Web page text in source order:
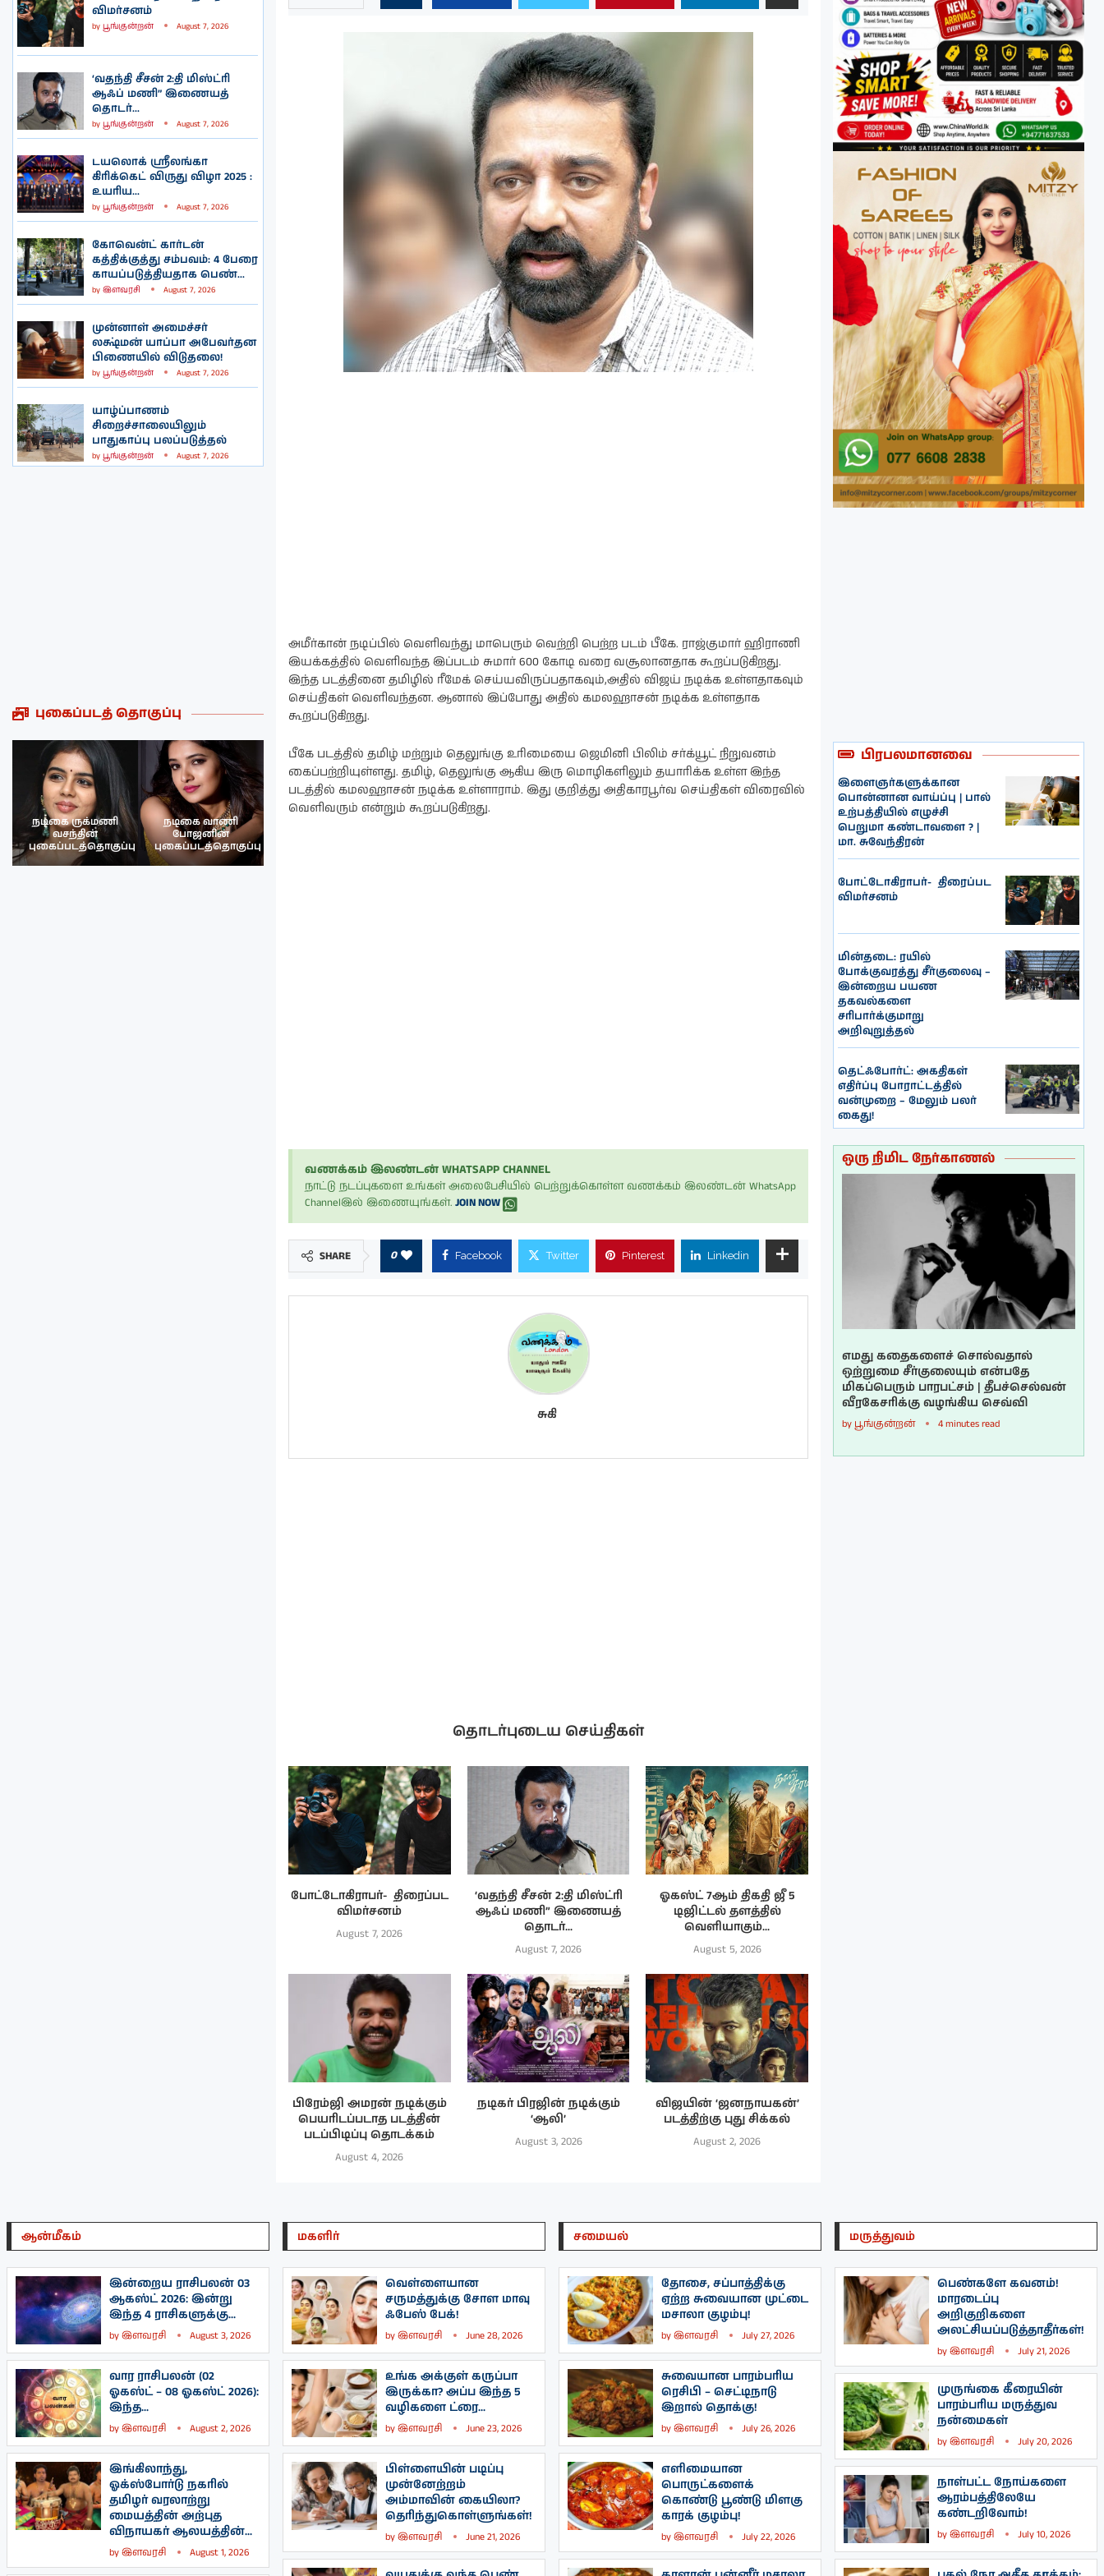
விமர்சனம்
by பூங்குன்றன் August 7, 2026
‘வதந்தி சீசன் 2:தி மிஸ்ட்ரி
ஆஃப் மணி” இணையத்
தொடர்...
by பூங்குன்றன் August 7, 2026
டயலொக் ஸ்ரீலங்கா
கிரிக்கெட் விருது விழா 2025 :
உயரிய...
by பூங்குன்றன் August 7, 2026
கோவென்ட் கார்டன்
கத்திக்குத்து சம்பவம்: 4 பேரை
காயப்படுத்தியதாக பெண்...
by இளவரசி August 7, 2026
முன்னாள் அமைச்சர்
லக்ஷ்மன் யாப்பா அபேவர்தன
பிணையில் விடுதலை!
by பூங்குன்றன் August 7, 2026
யாழ்ப்பாணம்
சிறைச்சாலையிலும்
பாதுகாப்பு பலப்படுத்தல்
by பூங்குன்றன் August 7, 2026
புகைப்படத் தொகுப்பு
நடிகை ருக்மணி
வசந்தின்
புகைப்படத்தொகுப்பு
நடிகை வாணி
போஜனின்
புகைப்படத்தொகுப்பு
அமீர்கான் நடிப்பில் வெளிவந்து மாபெரும் வெற்றி பெற்ற படம் பீகே. ராஜ்குமார் ஹிராணி
இயக்கத்தில் வெளிவந்த இப்படம் சுமார் 600 கோடி வரை வசூலானதாக கூறப்படுகிறது.
இந்த படத்தினை தமிழில் ரீமேக் செய்யவிருப்பதாகவும்,அதில் விஜய் நடிக்க உள்ளதாகவும்
செய்திகள் வெளிவந்தன. ஆனால் இப்போது அதில் கமலஹாசன் நடிக்க உள்ளதாக
கூறப்படுகிறது.
பீகே படத்தில் தமிழ் மற்றும் தெலுங்கு உரிமையை ஜெமினி பிலிம் சர்க்யூட் நிறுவனம்
கைப்பற்றியுள்ளது. தமிழ், தெலுங்கு ஆகிய இரு மொழிகளிலும் தயாரிக்க உள்ள இந்த
படத்தில் கமலஹாசன் நடிக்க உள்ளாராம். இது குறித்து அதிகாரபூர்வ செய்திகள் விரைவில்
வெளிவரும் என்றும் கூறப்படுகிறது.
வணக்கம் இலண்டன் WHATSAPP CHANNEL
நாட்டு நடப்புகளை உங்கள் அலைபேசியில் பெற்றுக்கொள்ள வணக்கம் இலண்டன் WhatsApp
Channelஇல் இணையுங்கள். JOIN NOW
SHARE 0 Facebook Twitter Pinterest Linkedin
சுகி
தொடர்புடைய செய்திகள்
போட்டோகிராபர்- ‌ திரைப்பட
விமர்சனம்
August 7, 2026
‘வதந்தி சீசன் 2:தி மிஸ்ட்ரி
ஆஃப் மணி” இணையத்
தொடர்...
August 7, 2026
ஓகஸ்ட் 7ஆம் திகதி ஜீ 5
டிஜிட்டல் தளத்தில்
வெளியாகும்...
August 5, 2026
பிரேம்ஜி அமரன் நடிக்கும்
பெயரிடப்படாத படத்தின்
படப்பிடிப்பு தொடக்கம்
August 4, 2026
நடிகர் பிரஜின் நடிக்கும்
‘ஆலி’
August 3, 2026
விஜயின் ‘ஜனநாயகன்’
படத்திற்கு புது சிக்கல்
August 2, 2026
பிரபலமானவை
இளைஞர்களுக்கான
பொன்னான வாய்ப்பு | பால்
உற்பத்தியில் எழுச்சி
பெறுமா கண்டாவளை ? |
மா. சுவேந்திரன்
போட்டோகிராபர்- ‌ திரைப்பட
விமர்சனம்
மின்தடை: ரயில்
போக்குவரத்து சீர்குலைவு –
இன்றைய பயண
தகவல்களை
சரிபார்க்குமாறு
அறிவுறுத்தல்
தெட்ஃபோர்ட்: அகதிகள்
எதிர்ப்பு போராட்டத்தில்
வன்முறை – மேலும் பலர்
கைது!
ஒரு நிமிட நேர்காணல்
எமது கதைகளைச் சொல்வதால்
ஒற்றுமை சீர்குலையும் என்பதே
மிகப்பெரும் பாரபட்சம் | தீபச்செல்வன்
வீரகேசரிக்கு வழங்கிய செவ்வி
by பூங்குன்றன் 4 minutes read
ஆன்மீகம்
இன்றைய ராசிபலன் 03
ஆகஸ்ட் 2026: இன்று
இந்த 4 ராசிகளுக்கு...
byஇளவரசி August 3, 2026
வார ராசிபலன் (02
ஓகஸ்ட் – 08 ஓகஸ்ட் 2026):
இந்த...
byஇளவரசி August 2, 2026
இங்கிலாந்து,
ஓக்ஸ்போர்டு நகரில்
தமிழர் வரலாற்று
மையத்தின் அற்புத
விநாயகர் ஆலயத்தின்...
byஇளவரசி August 1, 2026
மகளிர்
வெள்ளையான
சருமத்துக்கு சோள மாவு
ஃபேஸ் பேக்!
byஇளவரசி June 28, 2026
உங்க அக்குள் கருப்பா
இருக்கா? அப்ப இந்த 5
வழிகளை ட்ரை...
byஇளவரசி June 23, 2026
பிள்ளையின் படிப்பு
முன்னேற்றம்
அம்மாவின் கையிலா?
தெரிந்துகொள்ளுங்கள்!
byஇளவரசி June 21, 2026
சமையல்
தோசை, சப்பாத்திக்கு
ஏற்ற சுவையான முட்டை
மசாலா குழம்பு!
byஇளவரசி July 27, 2026
சுவையான பாரம்பரிய
ரெசிபி – செட்டிநாடு
இறால் தொக்கு!
byஇளவரசி July 26, 2026
எளிமையான
பொருட்களைக்
கொண்டு பூண்டு மிளகு
காரக் குழம்பு!
byஇளவரசி July 22, 2026
மருத்துவம்
பெண்களே கவனம்!
மாரடைப்பு
அறிகுறிகளை
அலட்சியப்படுத்தாதீர்கள்!
byஇளவரசி July 21, 2026
முருங்கை கீரையின்
பாரம்பரிய மருத்துவ
நன்மைகள்
byஇளவரசி July 20, 2026
நாள்பட்ட நோய்களை
ஆரம்பத்திலேயே
கண்டறிவோம்!
byஇளவரசி July 10, 2026